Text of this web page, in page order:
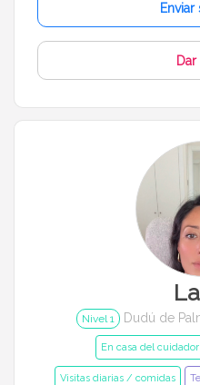
Dar
Nivel 1 Dudú de
En casa del cuidador
Visitas diarias / comidas